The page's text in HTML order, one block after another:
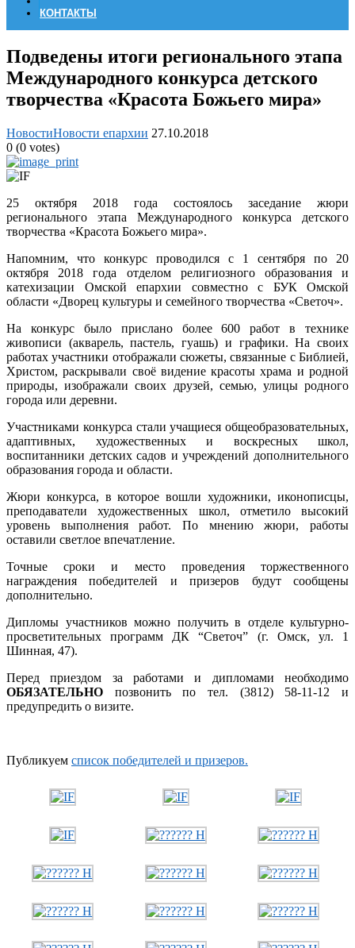
КОНТАКТЫ
Подведены итоги регионального этапа
Международного конкурса детского
творчества «Красота Божьего мира»
НовостиНовости епархии 27.10.2018
0 (0 votes)
25 октября 2018 года состоялось заседание жюри
регионального этапа Международного конкурса детского
творчества «Красота Божьего мира».
Напомним, что конкурс проводился с 1 сентября по 20
октября 2018 года отделом религиозного образования и
катехизации Омской епархии совместно с БУК Омской
области «Дворец культуры и семейного творчества «Светоч».
На конкурс было прислано более 600 работ в технике
живописи (акварель, пастель, гуашь) и графики. На своих
работах участники отображали сюжеты, связанные с Библией,
Христом, раскрывали своё видение красоты храма и родной
природы, изображали своих друзей, семью, улицы родного
города или деревни.
Участниками конкурса стали учащиеся общеобразовательных,
адаптивных, художественных и воскресных школ,
воспитанники детских садов и учреждений дополнительного
образования города и области.
Жюри конкурса, в которое вошли художники, иконописцы,
преподаватели художественных школ, отметило высокий
уровень выполнения работ. По мнению жюри, работы
оставили светлое впечатление.
Точные сроки и место проведения торжественного
награждения победителей и призеров будут сообщены
дополнительно.
Дипломы участников можно получить в отделе культурно-
просветительных программ ДК “Светоч” (г. Омск, ул. 1
Шинная, 47).
Перед приездом за работами и дипломами необходимо
ОБЯЗАТЕЛЬНО позвонить по тел. (3812) 58-11-12 и
предупредить о визите.
Публикуем список победителей и призеров.